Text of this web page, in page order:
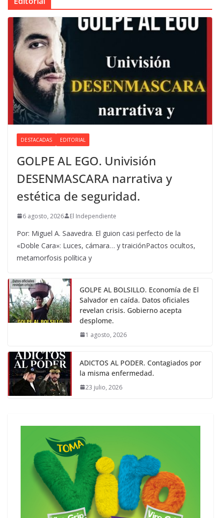
DESTACADAS EDITORIAL
GOLPE AL EGO. Univisión
DESENMASCARA narrativa y
estética de seguridad.
6 agosto, 2026 El Independiente
Por: Miguel A. Saavedra. El guion casi perfecto de la
«Doble Cara»: Luces, cámara… y traiciónPactos ocultos,
metamorfosis política y
GOLPE AL BOLSILLO. Economía de El
Salvador en caída. Datos oficiales
revelan crisis. Gobierno acepta
desplome.
1 agosto, 2026
ADICTOS AL PODER. Contagiados por
la misma enfermedad.
23 julio, 2026